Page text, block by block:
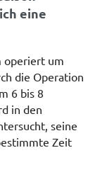
eine
operiert um
die Operation
6 bis 8
in den
seine
Zeit